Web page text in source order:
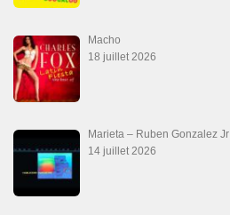
Macho
18 juillet 2026
Marieta – Ruben Gonzalez Jr
14 juillet 2026